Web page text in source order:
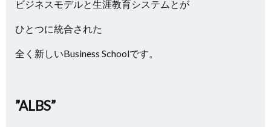
ビジネスモデルと生涯教育システムとが
ひとつに統合された
全く新しいBusiness Schoolです。
”ALBS”